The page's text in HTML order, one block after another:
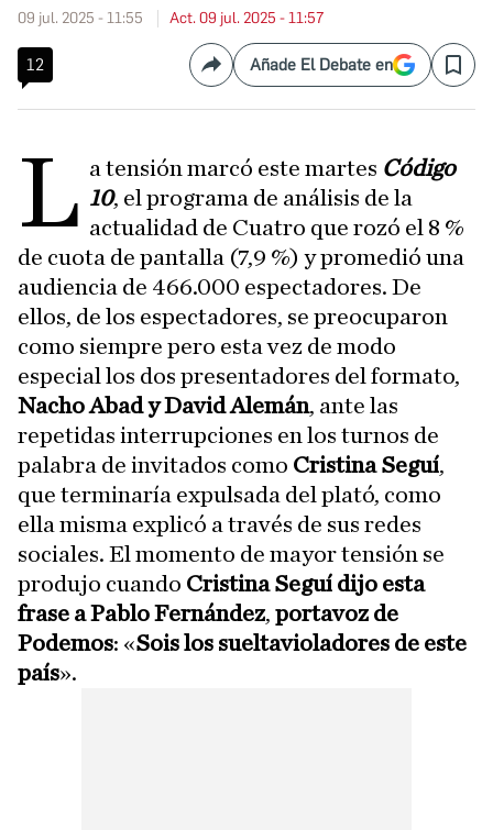
09 jul. 2025 - 11:55 Act. 09 jul. 2025 - 11:57
12 CompartirAñade El Debate en Save
L a tensión marcó este martes Código
10, el programa de análisis de la
actualidad de Cuatro que rozó el 8 %
de cuota de pantalla (7,9 %) y promedió una
audiencia de 466.000 espectadores. De
ellos, de los espectadores, se preocuparon
como siempre pero esta vez de modo
especial los dos presentadores del formato,
Nacho Abad y David Alemán, ante las
repetidas interrupciones en los turnos de
palabra de invitados como Cristina Seguí,
que terminaría expulsada del plató, como
ella misma explicó a través de sus redes
sociales. El momento de mayor tensión se
produjo cuando Cristina Seguí dijo esta
frase a Pablo Fernández, portavoz de
Podemos: «Sois los sueltavioladores de este
país».